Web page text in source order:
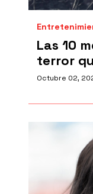
Las 10
terror
Octubre 02,